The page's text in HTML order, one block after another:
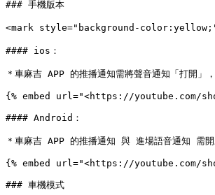
### 手機版本
<mark style="background-color:yellow;">由
#### ios：
＊車麻吉 APP 的推播通知需將聲音通知「打開」
{% embed url="<https://youtube.com/
#### Android：
＊車麻吉 APP 的推播通知 與 進場語音通知 需開
{% embed url="<https://youtube.com/
### 車機模式